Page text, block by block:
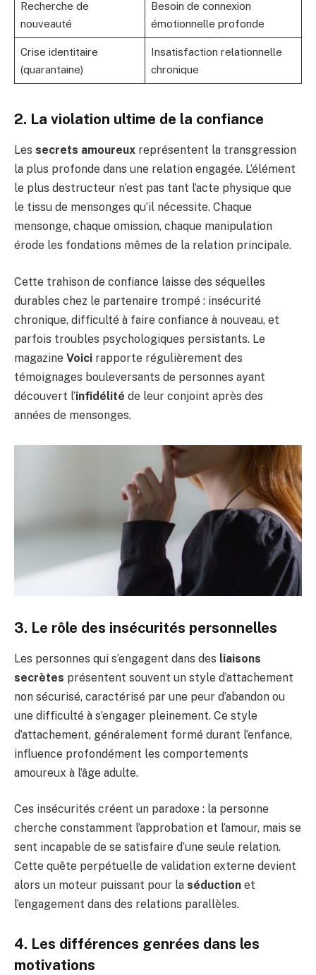
Recherche de
nouveauté
Besoin de connexion
émotionnelle profonde
Crise identitaire
(quarantaine)
Insatisfaction relationnelle
chronique
2. La violation ultime de la confiance
Les secrets amoureux représentent la transgression
la plus profonde dans une relation engagée. L’élément
le plus destructeur n’est pas tant l’acte physique que
le tissu de mensonges qu’il nécessite. Chaque
mensonge, chaque omission, chaque manipulation
érode les fondations mêmes de la relation principale.
Cette trahison de confiance laisse des séquelles
durables chez le partenaire trompé : insécurité
chronique, difficulté à faire confiance à nouveau, et
parfois troubles psychologiques persistants. Le
magazine Voici rapporte régulièrement des
témoignages bouleversants de personnes ayant
découvert l’infidélité de leur conjoint après des
années de mensonges.
3. Le rôle des insécurités personnelles
Les personnes qui s’engagent dans des liaisons
secrètes présentent souvent un style d’attachement
non sécurisé, caractérisé par une peur d’abandon ou
une difficulté à s’engager pleinement. Ce style
d’attachement, généralement formé durant l’enfance,
influence profondément les comportements
amoureux à l’âge adulte.
Ces insécurités créent un paradoxe : la personne
cherche constamment l’approbation et l’amour, mais se
sent incapable de se satisfaire d’une seule relation.
Cette quête perpétuelle de validation externe devient
alors un moteur puissant pour la séduction et
l’engagement dans des relations parallèles.
4. Les différences genrées dans les
motivations